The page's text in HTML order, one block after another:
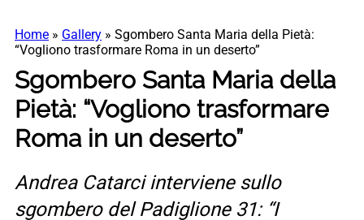
Home » Gallery » Sgombero Santa Maria della Pietà:
“Vogliono trasformare Roma in un deserto”
Sgombero Santa Maria della
Pietà: “Vogliono trasformare
Roma in un deserto”
Andrea Catarci interviene sullo
sgombero del Padiglione 31: “I